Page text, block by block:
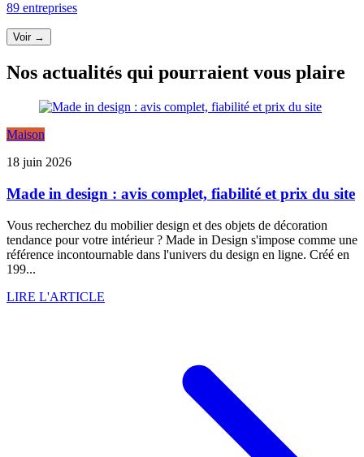
89 entreprises
Voir →
Nos actualités qui pourraient vous plaire
Maison
18 juin 2026
Made in design : avis complet, fiabilité et prix du site
Vous recherchez du mobilier design et des objets de décoration
tendance pour votre intérieur ? Made in Design s'impose comme une
référence incontournable dans l'univers du design en ligne. Créé en
199...
LIRE L'ARTICLE